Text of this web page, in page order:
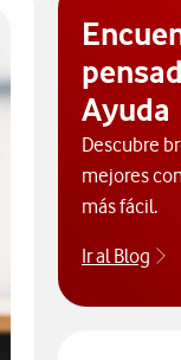
Ayuda
Descubre
mejores
más fácil.
Ir al Blog